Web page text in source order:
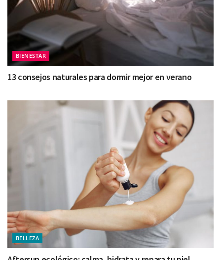
BIENESTAR
13 consejos naturales para dormir mejor en verano
BELLEZA